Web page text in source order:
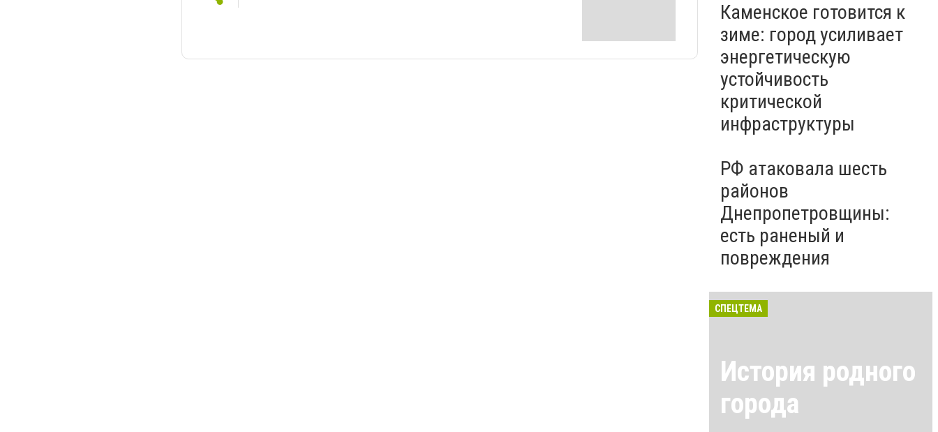
Каменское готовится к
зиме: город усиливает
энергетическую
устойчивость
критической
инфраструктуры
РФ атаковала шесть
районов
Днепропетровщины:
есть раненый и
повреждения
СПЕЦТЕМА
История родного
города